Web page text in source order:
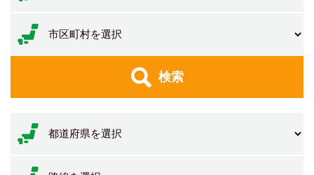
検索